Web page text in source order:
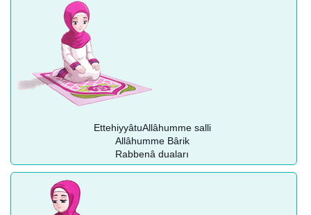
EttehiyyâtuAllâhumme salli
Allâhumme Bârik
Rabbenâ duaları